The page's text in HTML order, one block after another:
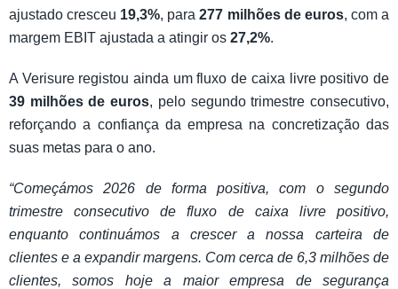
ajustado cresceu 19,3%, para277 milhões de euros, com a
margem EBIT ajustada a atingir os 27,2%.
A Verisure registou ainda um fluxo de caixa livre positivo de
39 milhões de euros, pelo segundo trimestre consecutivo,
reforçando a confiança da empresa na concretização das
suas metas para o ano.
“Começámos 2026 de forma positiva, com o segundo
trimestre consecutivo de fluxo de caixa livre positivo,
enquanto continuámos a crescer a nossa carteira de
clientes e a expandir margens. Com cerca de 6,3 milhões de
clientes, somos hoje a maior empresa de segurança